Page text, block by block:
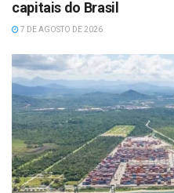
capitais do Brasil
7 DE AGOSTO DE 2026